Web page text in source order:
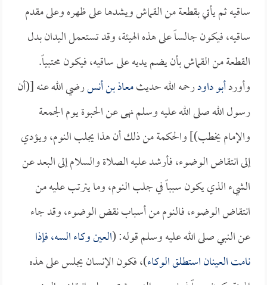
ساقيه ثم يأتي بقطعة من القماش ويشدها على ظهره وعلى مقدم
ساقيه، فيكون جالساً على هذه الهيئة، وقد تستعمل اليدان بدل
القطعة من القماش بأن يضم يديه على ساقيه، فيكون محتبياً.
وأوردأبو داودرحمه الله حديثمعاذ بن أنسرضي الله عنه [(أن
رسول الله صلى الله عليه وسلم نهى عن الحبوة يوم الجمعة
والإمام يخطب)] والحكمة من ذلك أن هذا يجلب النوم، ويؤدي
إلى انتقاض الوضوء، فأرشد عليه الصلاة والسلام إلى البعد عن
الشيء الذي يكون سبباً في جلب النوم، وما يترتب عليه من
انتقاض الوضوء، فالنوم من أسباب نقض الوضوء، وقد جاء
عن النبي صلى الله عليه وسلم قوله: (العين وكاء السه، فإذا
نامت العينان استطلق الوكاء)، فكون الإنسان يجلس على هذه